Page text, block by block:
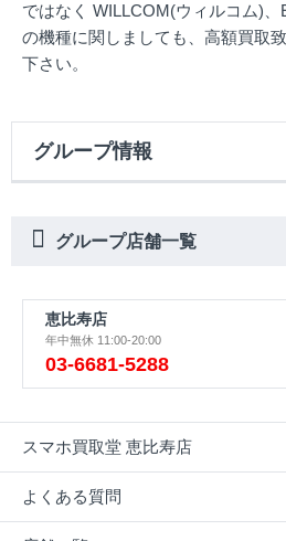
ではなく WILLCOM(ウィルコム)
の機種に関しましても、高額買取
下さい。
グループ情報
グループ店舗一覧
恵比寿店
年中無休 11:00-20:00
03-6681-5288
スマホ買取堂 恵比寿店
よくある質問